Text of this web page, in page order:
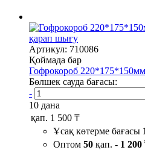
қарап шығу
Артикул: 710086
Қоймада бар
Гофрокороб
Бөлшек сауда бағасы:
-
10 дана
қап. 1 500 ₸
Ұсақ көтерме бағасы
Оптом 50 қап. - 1 200